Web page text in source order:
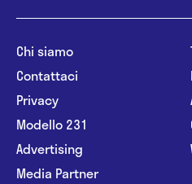
Chi siamo
Contattaci
Privacy
Modello 231
Advertising
Media Partner